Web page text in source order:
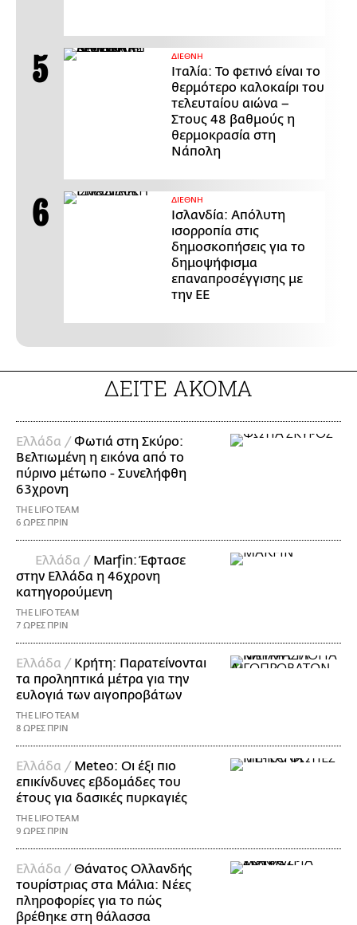
ΔΙΕΘΝΗ
Ιταλία: Το φετινό είναι το
θερμότερο καλοκαίρι του
τελευταίου αιώνα –
Στους 48 βαθμούς η
θερμοκρασία στη
Νάπολη
ΔΙΕΘΝΗ
Ισλανδία: Απόλυτη
ισορροπία στις
δημοσκοπήσεις για το
δημοψήφισμα
επαναπροσέγγισης με
την ΕΕ
ΔΕΙΤΕ ΑΚΟΜΑ
Ελλάδα /Φωτιά στη Σκύρο:
Βελτιωμένη η εικόνα από το
πύρινο μέτωπο - Συνελήφθη
63χρονη
THE LIFO TEAM
6 ΩΡΕΣ ΠΡΙΝ
Ελλάδα / Marfin: Έφτασε
στην Ελλάδα η 46χρονη
κατηγορούμενη
THE LIFO TEAM
7 ΩΡΕΣ ΠΡΙΝ
Ελλάδα / Κρήτη: Παρατείνονται
τα προληπτικά μέτρα για την
ευλογιά των αιγοπροβάτων
THE LIFO TEAM
8 ΩΡΕΣ ΠΡΙΝ
Ελλάδα / Meteo: Οι έξι πιο
επικίνδυνες εβδομάδες του
έτους για δασικές πυρκαγιές
THE LIFO TEAM
9 ΩΡΕΣ ΠΡΙΝ
Ελλάδα /Θάνατος Ολλανδής
τουρίστριας στα Μάλια: Νέες
πληροφορίες για το πώς
βρέθηκε στη θάλασσα